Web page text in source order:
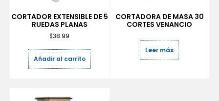
CORTADOR EXTENSIBLE DE 5
RUEDAS PLANAS
$38.99
Añadir al carrito
CORTADORA DE MASA 30
CORTES VENANCIO
Leer más